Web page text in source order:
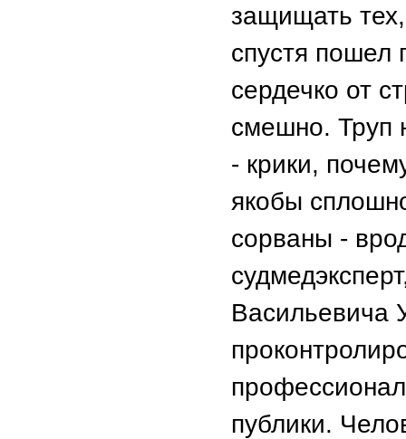
защищать
спустя пошел
сердечко от
смешно. Труп
- крики,
якобы
сорваны -
Васильевича
публики.